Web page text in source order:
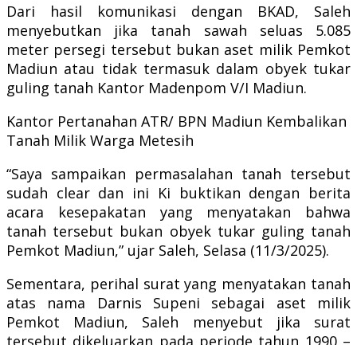
Dari hasil komunikasi dengan BKAD, Saleh
menyebutkan jika tanah sawah seluas 5.085
meter persegi tersebut bukan aset milik Pemkot
Madiun atau tidak termasuk dalam obyek tukar
guling tanah Kantor Madenpom V/I Madiun.
Kantor Pertanahan ATR/ BPN Madiun Kembalikan
Tanah Milik Warga Metesih
“Saya sampaikan permasalahan tanah tersebut
sudah clear dan ini Ki buktikan dengan berita
acara kesepakatan yang menyatakan bahwa
tanah tersebut bukan obyek tukar guling tanah
Pemkot Madiun,” ujar Saleh, Selasa (11/3/2025).
Sementara, perihal surat yang menyatakan tanah
atas nama Darnis Supeni sebagai aset milik
Pemkot Madiun, Saleh menyebut jika surat
tersebut dikeluarkan pada periode tahun 1990 –